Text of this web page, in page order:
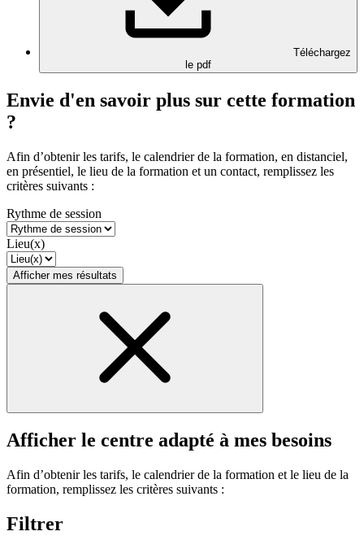
Téléchargez
le pdf
Envie d'en savoir plus sur cette formation
?
Afin d’obtenir les tarifs, le calendrier de la formation, en distanciel,
en présentiel, le lieu de la formation et un contact, remplissez les
critères suivants :
Rythme de session
Lieu(x)
Afficher mes résultats
Afficher le centre adapté à mes besoins
Afin d’obtenir les tarifs, le calendrier de la formation et le lieu de la
formation, remplissez les critères suivants :
Filtrer